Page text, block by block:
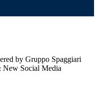
by Gruppo Spaggiari
New Social Media